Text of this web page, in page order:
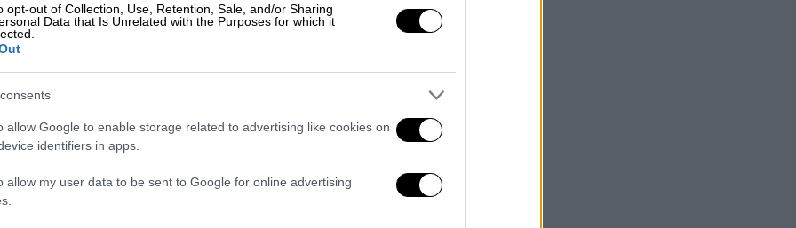
opt-out of Collection, Use, Retention, Sale, and/or Sharing
Data that Is Unrelated with the Purposes for which it
allow Google to enable storage related to advertising like cookies on
identifiers in apps.
allow my user data to be sent to Google for online advertising
τις ψευδείς γνωματεύσεις:
της
τωνΣπάτωναπό άγνωστη μέχρι
φωτιά βρίσκονταν δεξαμενές καυσίμων